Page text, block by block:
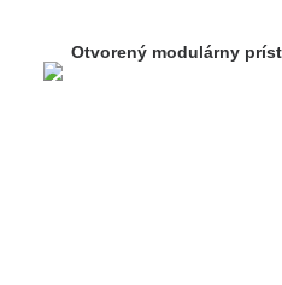
Otvorený modulárny